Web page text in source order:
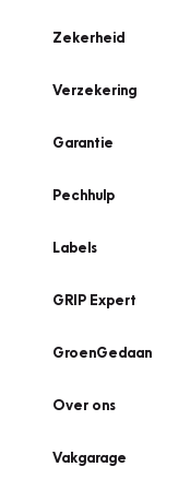
Zekerheid
Verzekering
Garantie
Pechhulp
Labels
GRIP Expert
GroenGedaan
Over ons
Vakgarage